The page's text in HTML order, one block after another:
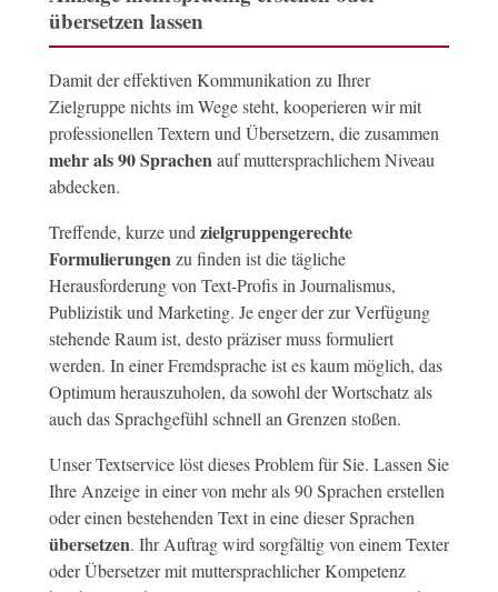
übersetzen lassen
Damit der effektiven Kommunikation zu Ihrer
Zielgruppe nichts im Wege steht, kooperieren wir mit
professionellen Textern und Übersetzern, die zusammen
mehr als 90 Sprachen auf muttersprachlichem Niveau
abdecken.
Treffende, kurze und zielgruppengerechte
Formulierungen zu finden ist die tägliche
Herausforderung von Text-Profis in Journalismus,
Publizistik und Marketing. Je enger der zur Verfügung
stehende Raum ist, desto präziser muss formuliert
werden. In einer Fremdsprache ist es kaum möglich, das
Optimum herauszuholen, da sowohl der Wortschatz als
auch das Sprachgefühl schnell an Grenzen stoßen.
Unser Textservice löst dieses Problem für Sie. Lassen Sie
Ihre Anzeige in einer von mehr als 90 Sprachen erstellen
oder einen bestehenden Text in eine dieser Sprachen
übersetzen. Ihr Auftrag wird sorgfältig von einem Texter
oder Übersetzer mit muttersprachlicher Kompetenz